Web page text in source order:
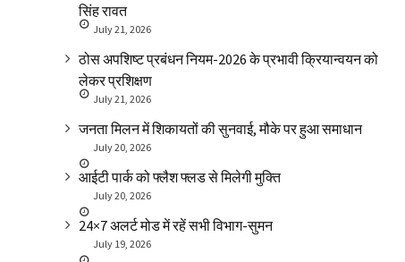
सिंह रावत
July 21, 2026
ठोस अपशिष्ट प्रबंधन नियम-2026 के प्रभावी क्रियान्वयन को
लेकर प्रशिक्षण
July 21, 2026
जनता मिलन में शिकायतों की सुनवाई, मौके पर हुआ समाधान
July 20, 2026
आईटी पार्क को फ्लैश फ्लड से मिलेगी मुक्ति
July 20, 2026
24×7 अलर्ट मोड में रहें सभी विभाग-सुमन
July 19, 2026